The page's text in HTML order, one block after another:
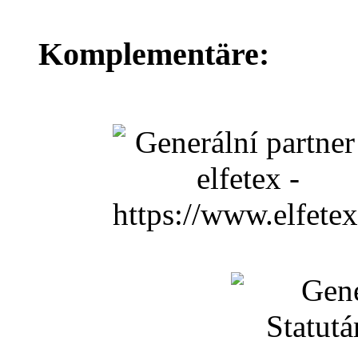
Komplementäre: